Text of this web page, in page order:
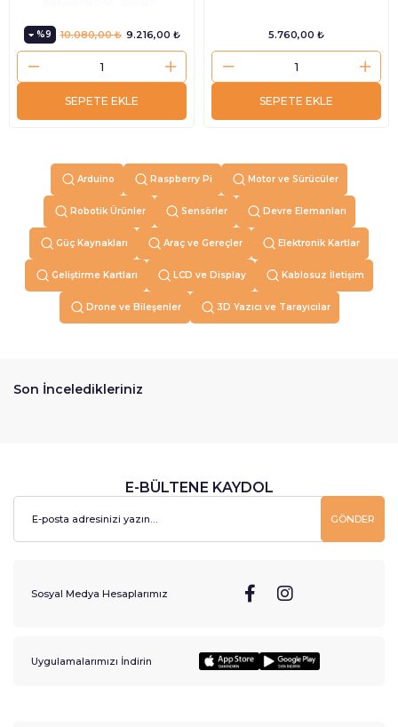
%9 9.216,00 ₺
10.080,00 ₺
SEPETE EKLE
5.760,00 ₺
SEPETE EKLE
Arduino Raspberry Pi Motor ve Sürücüler
Robotik Ürünler Sensörler Devre Elemanları
Güç Kaynakları Araç ve Gereçler Elektronik Kartlar
Geliştirme Kartları LCD ve Display Kablosuz İletişim
Drone ve Bileşenler 3D Yazıcı ve Tarayıcılar
Son İnceledikleriniz
E-BÜLTENE KAYDOL
GÖNDER
Sosyal Medya Hesaplarımız
Uygulamalarımızı İndirin